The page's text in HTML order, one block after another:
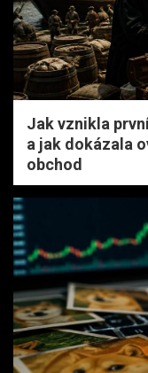
Jak vznikla
a jak dokázala
obchod